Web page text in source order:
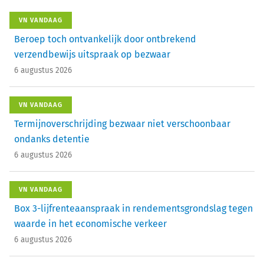
VN VANDAAG
Beroep toch ontvankelijk door ontbrekend
verzendbewijs uitspraak op bezwaar
6 augustus 2026
VN VANDAAG
Termijnoverschrijding bezwaar niet verschoonbaar
ondanks detentie
6 augustus 2026
VN VANDAAG
Box 3-lijfrenteaanspraak in rendementsgrondslag tegen
waarde in het economische verkeer
6 augustus 2026